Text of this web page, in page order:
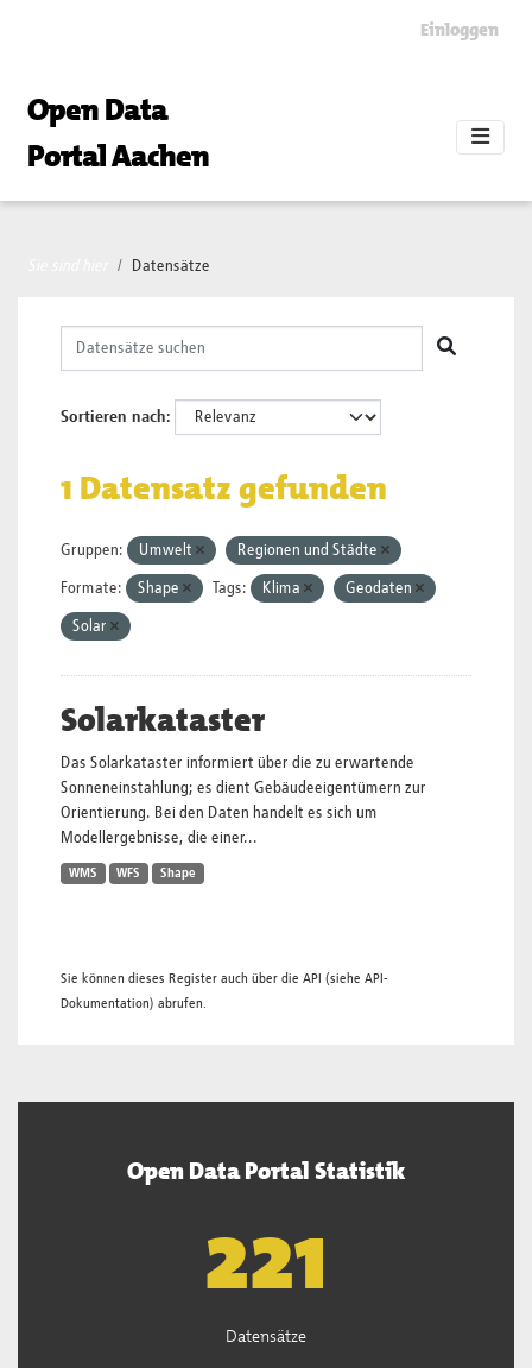
Einloggen
Open Data
Portal Aachen
Datensätze
Sortieren nach
1 Datensatz gefunden
Gruppen: Umwelt Regionen und Städte
Formate: Shape Tags: Klima Geodaten
Solar
Solarkataster
Das Solarkataster informiert über die zu erwartende
Sonneneinstahlung; es dient Gebäudeeigentümern zur
Orientierung. Bei den Daten handelt es sich um
Modellergebnisse, die einer...
WMS WFS Shape
Sie können dieses Register auch über die API (siehe API-
Dokumentation) abrufen.
Open Data Portal Statistik
222
Datensätze